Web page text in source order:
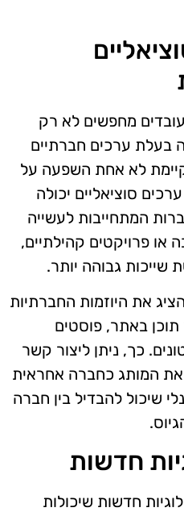
מחפשים לא רק
בעלת ערכים חברתיים
קיימת לא אחת השפעה על
סוציאליים יכולה
המתחייבות לעשייה
פרויקטים קהילתיים,
שייכות גבוהה יותר.
את היוזמות החברתיות
באתר, פוסטים
כך, ניתן ליצור קשר
המותג כחברה אחראית
שיכול להבדיל בין חברה
חדשות
חדשות שיכולות